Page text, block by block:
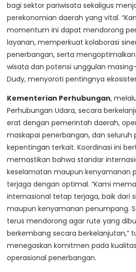
bagi sektor pariwisata sekaligus
perekonomian daerah yang vital.
momentum ini dapat mendorong
layanan, memperkuat kolaborasi
penerbangan, serta
wisata dan potensi unggulan
Dudy, menyoroti pentingnya
Kementerian Perhubungan,
Perhubungan Udara, secara
erat dengan pemerintah daerah,
maskapai penerbangan, dan seluruh
kepentingan terkait. Koordinasi ini
memastikan bahwa standar
keselamatan maupun kenyamanan
terjaga dengan optimal. “Kami
internasional tetap terjaga, baik dari
maupun kenyamanan penumpang.
terus mendorong agar rute yang
berkembang secara berkelanjutan,”
menegaskan komitmen pada
operasional penerbangan.